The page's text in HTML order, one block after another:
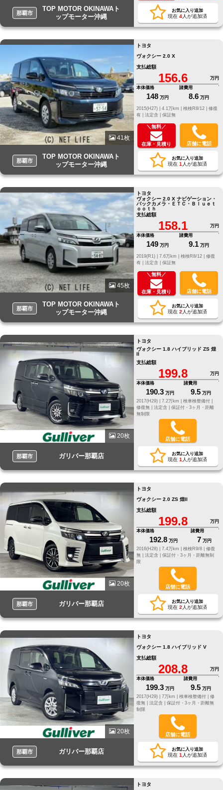
那覇市
TOP MOTOR OKINAWAト
ップモーター沖縄
お気に入り追加
現在 4人が追加済
41枚
那覇市
TOP MOTOR OKINAWAト
ップモーター沖縄
トヨタ
ヴォクシー 2.0 X
支払総額
156.6
万円
本体価格
148 万円
諸費用
8.6 万円
修復
有 | 法定含 | 保証無
＼無料／
在庫・見積り 店舗に電話
お気に入り追加
現在 1 人が追加済
45枚
那覇市
TOP MOTOR OKINAWAト
ップモーター沖縄
トヨタ
ヴォクシー 2.0 X ナビゲーション・
バックカメラ・ＥＴＣ・Ｂｌｕｅｔ
ｏｏｔｈ
支払総額
158.1
万円
本体価格
149 万円
諸費用
9.1 万円
修復
有 | 法定含 | 保証無
＼無料／
在庫・見積り 店舗に電話
お気に入り追加
現在 2 人が追加済
20枚
那覇市 ガリバー那覇店
トヨタ
ヴォクシー 1.8 ハイブリッド ZS 煌
II
支払総額
199.8
万円
本体価格
190.3 万円
諸費用
9.5 万円
2017(H29) |
7.2万km |
検車検整備付 |
修復無 | 法定含 | 保証付・3ヶ月・距離
無制限
店舗に電話
お気に入り追加
現在 1 人が追加済
20枚
那覇市 ガリバー那覇店
トヨタ
ヴォクシー 2.0 ZS 煌II
支払総額
199.8
万円
本体価格
192.8 万円
諸費用
7 万円
2016(H28) |
7.4万km | 検検R9/8 | 修復
無 | 法定含 | 保証付・3ヶ月・距離無制
限
店舗に電話
お気に入り追加
現在 2 人が追加済
20枚
那覇市 ガリバー那覇店
トヨタ
ヴォクシー 1.8 ハイブリッド V
支払総額
208.8
万円
本体価格
199.3 万円
諸費用
9.5 万円
2017(H29) |
7万km | 検車検整備付 | 修
復無 | 法定含 | 保証付・3ヶ月・距離無
制限
店舗に電話
お気に入り追加
現在 1 人が追加済
トヨタ